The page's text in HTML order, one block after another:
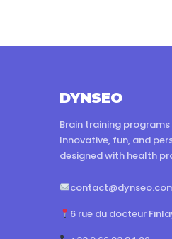
DYNSEO
Brain training
Innovative, fun, and
designed with health
6 rue du docteur